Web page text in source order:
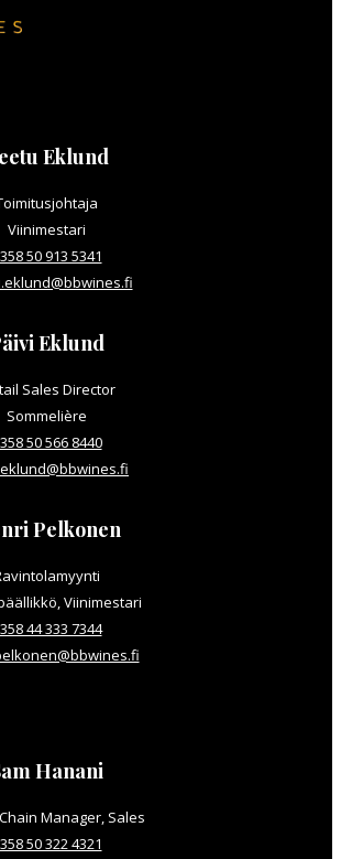
Eklund
Viinimestari
50 913 5341
Eklund
Sales Director
Sommelière
50 566 8440
Pelkonen
Viinimestari
44 333 7344
Hanani
Manager, Sales
50 322 4321